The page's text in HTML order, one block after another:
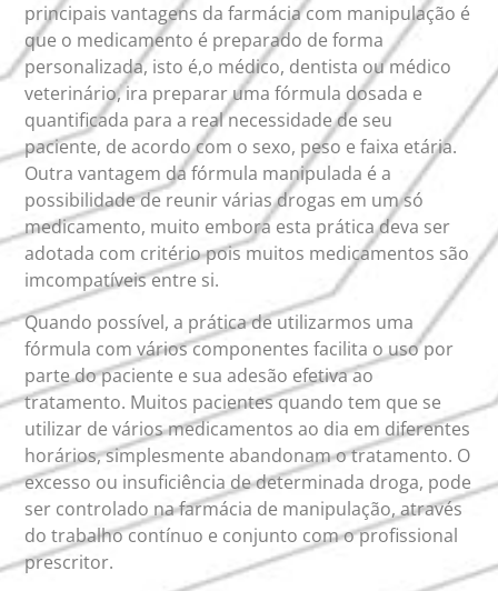
principais vantagens da farmácia com manipulação é
que o medicamento é preparado de forma
personalizada, isto é,o médico, dentista ou médico
veterinário, ira preparar uma fórmula dosada e
quantificada para a real necessidade de seu
paciente, de acordo com o sexo, peso e faixa etária.
Outra vantagem da fórmula manipulada é a
possibilidade de reunir várias drogas em um só
medicamento, muito embora esta prática deva ser
adotada com critério pois muitos medicamentos são
imcompatíveis entre si.
Quando possível, a prática de utilizarmos uma
fórmula com vários componentes facilita o uso por
parte do paciente e sua adesão efetiva ao
tratamento. Muitos pacientes quando tem que se
utilizar de vários medicamentos ao dia em diferentes
horários, simplesmente abandonam o tratamento. O
excesso ou insuficiência de determinada droga, pode
ser controlado na farmácia de manipulação, através
do trabalho contínuo e conjunto com o profissional
prescritor.